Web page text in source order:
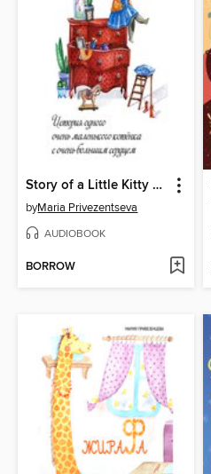
Story of a Little Kitty With a Big Heart
byMaria Privezentseva
AUDIOBOOK
BORROW